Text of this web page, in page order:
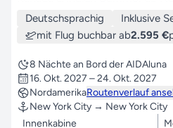
Deutschsprachig
Inklusive
mit Flug buchbar ab2.595 €
8 Nächte an Bord der AIDAluna
16. Okt. 2027 – 24. Okt. 2027
NordamerikaRoutenverlauf
New York City → New York City
Innenkabine